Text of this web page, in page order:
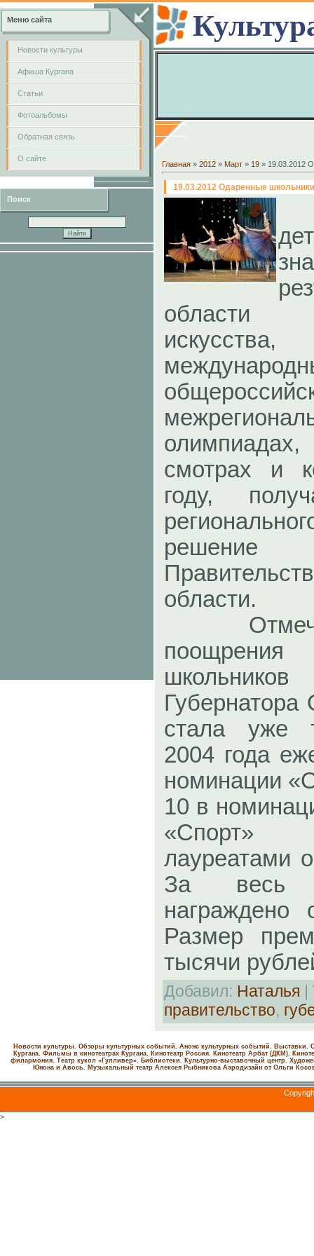
Меню сайта
Новости культуры
Афиша Кургана
Cтатьи
Фотоальбомы
Обратная связь
О сайте
Поиск
Главная » 2012 » Март » 19 » 19.03.2012
19.03.2012 Одаренные
области
смотрах и
году,
области.
Отмечу,
Губернатора
стала уже
2004 года
номинации
10 в
«Спорт»
лауреатами
За весь
награждено
Размер
тысячи
Добавил: Наталья |
правительство,
Новости культуры. Обзоры культурных событий. Анонс культурных событий. Выставки.
Кургана. Фильмы в кинотеатрах Кургана.
Кинотеатр Россия. Кинотеатр Арбат (ДКМ).
филармония. Театр кукол «Гулливер». Библиотеки. Культурно-выставочный центр.
Юнона и Авось. Музыкальный театр Алексея Рыбникова Аэродизайн от Ольги
>